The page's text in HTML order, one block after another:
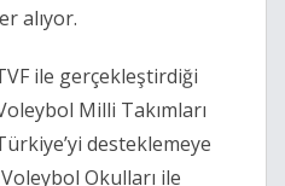
alıyor.
ile gerçekleştirdiği
Milli Takımları
desteklemeye
Okulları ile